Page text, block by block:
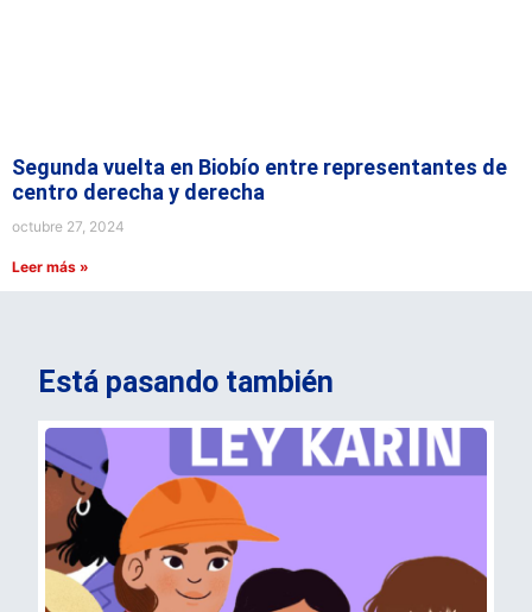
Segunda vuelta en Biobío entre representantes de
centro derecha y derecha
octubre 27, 2024
Leer más »
Está pasando también